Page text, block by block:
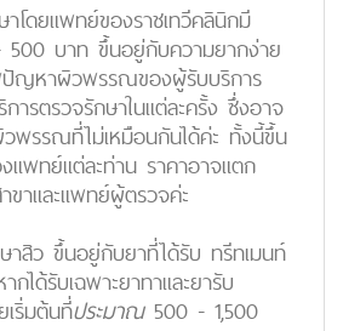
าโดยแพทย์ของราชเทวีคลินิกมี
บาท ขึ้นอยู่กับความยากง่าย
ญหาผิวพรรณของผู้รับบริการ
ารตรวจรักษาในแต่ละครั้ง ซึ่งอาจ
รรณที่ไม่เหมือนกันได้ค่ะ ทั้งนี้ขึ้น
พทย์แต่ละท่าน ราคาอาจแตก
ขาและแพทย์ผู้ตรวจค่ะ
าสิว ขึ้นอยู่กับยาที่ได้รับ ทรีทเมนท์
กได้รับเฉพาะยาทาและยารับ
เริ่มต้นที่ประมาณ500 - 1,500